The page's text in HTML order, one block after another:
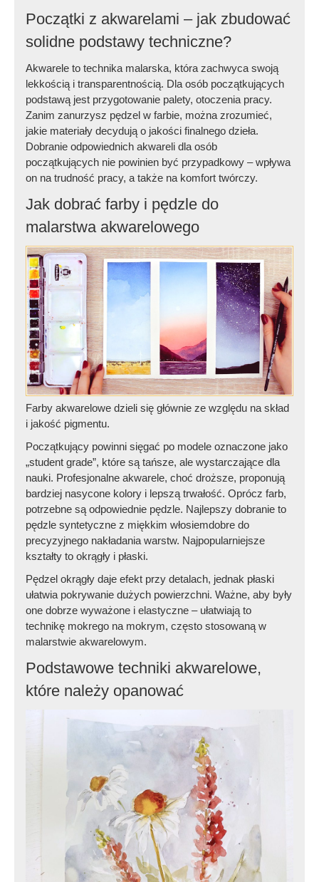
Początki z akwarelami – jak zbudować
solidne podstawy techniczne?
Akwarele to technika malarska, która zachwyca swoją
lekkością i transparentnością. Dla osób początkujących
podstawą jest przygotowanie palety, otoczenia pracy.
Zanim zanurzysz pędzel w farbie, można zrozumieć,
jakie materiały decydują o jakości finalnego dzieła.
Dobranie odpowiednich akwareli dla osób
początkujących nie powinien być przypadkowy – wpływa
on na trudność pracy, a także na komfort twórczy.
Jak dobrać farby i pędzle do
malarstwa akwarelowego
Farby akwarelowe dzieli się głównie ze względu na skład
i jakość pigmentu.
Początkujący powinni sięgać po modele oznaczone jako
„student grade”, które są tańsze, ale wystarczające dla
nauki. Profesjonalne akwarele, choć droższe, proponują
bardziej nasycone kolory i lepszą trwałość. Oprócz farb,
potrzebne są odpowiednie pędzle. Najlepszy dobranie to
pędzle syntetyczne z miękkim włosiemdobre do
precyzyjnego nakładania warstw. Najpopularniejsze
kształty to okrągły i płaski.
Pędzel okrągły daje efekt przy detalach, jednak płaski
ułatwia pokrywanie dużych powierzchni. Ważne, aby były
one dobrze wyważone i elastyczne – ułatwiają to
technikę mokrego na mokrym, często stosowaną w
malarstwie akwarelowym.
Podstawowe techniki akwarelowe,
które należy opanować